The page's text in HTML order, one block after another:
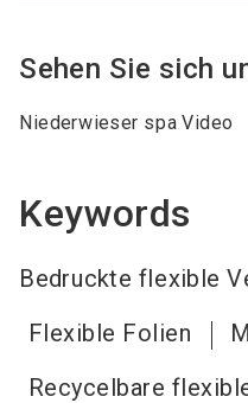
Sehen Sie sich
Niederwieser spa Video
Keywords
Bedruckte flexible
Flexible Folien
Recycelbare